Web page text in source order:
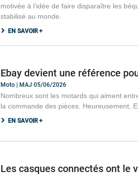
motivée à l’idée de faire disparaître les
stabilisé au monde.
EN SAVOIR +
Ebay devient une référence
Moto | MAJ 05/06/2026
Nombreux sont les motards qui aiment
la commande des pièces. Heureusement,
EN SAVOIR +
Les casques connectés ont le